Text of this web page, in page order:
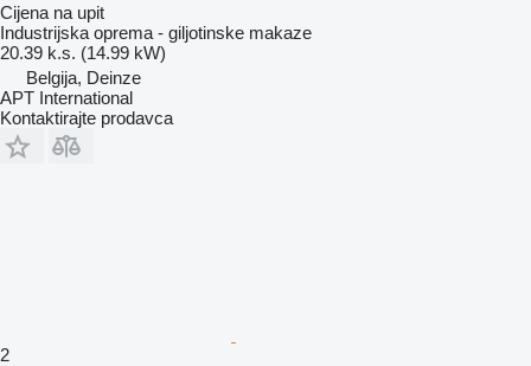
Cijena na upit
Industrijska oprema - giljotinske makaze
20.39 k.s. (14.99 kW)
Belgija, Deinze
APT International
Kontaktirajte prodavca
2